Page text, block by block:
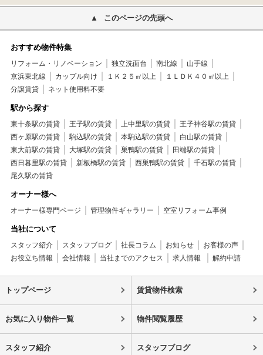
このページの先頭へ
おすすめ物件特集
リフォーム・リノベーション 独立洗面台 南北線
山手線
京浜東北線
カップル向け １Ｋ２５㎡以上
１ＬＤＫ４０㎡以上
分譲賃貸
ネット使用料不要
駅から探す
東十条駅の賃貸 王子駅の賃貸 上中里駅の賃貸
王子神谷駅の賃貸
西ヶ原駅の賃貸
駒込駅の賃貸 本駒込駅の賃貸
白山駅の賃貸
東大前駅の賃貸
大塚駅の賃貸 巣鴨駅の賃貸
田端駅の賃貸
西日暮里駅の賃貸
新板橋駅の賃貸 西巣鴨駅の賃貸
千石駅の賃貸
尾久駅の賃貸
オーナー様へ
オーナー様専門ページ 管理物件ギャラリー 空室リフォーム事例
当社について
スタッフ紹介 スタッフブログ 社長コラム お知らせ
お客様の声
お役立ち情報
会社情報 当社までのアクセス 求人情報 解約申請
トップページ 賃貸物件検索
お気に入り物件一覧 物件閲覧履歴
スタッフ紹介 スタッフブログ